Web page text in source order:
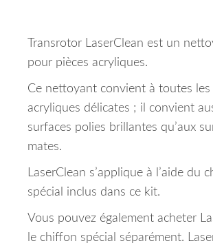
Transrotor LaserClean est un
pour pièces acryliques.
Ce nettoyant convient à toutes les
acryliques délicates ; il convient
surfaces polies brillantes qu’aux
mates.
LaserClean s’applique à l’aide du
spécial inclus dans ce kit.
Vous pouvez également acheter
le chiffon spécial séparément.